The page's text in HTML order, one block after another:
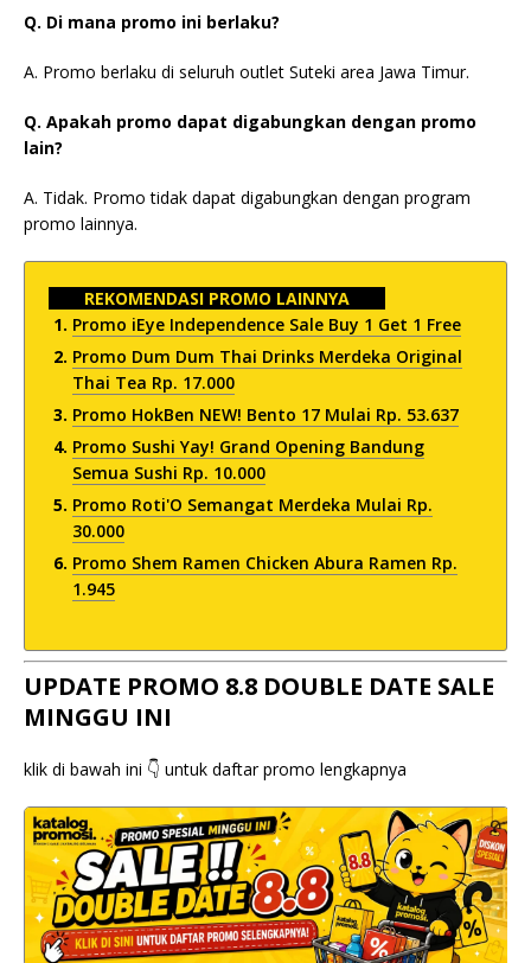
Q. Di mana promo ini berlaku?
A. Promo berlaku di seluruh outlet Suteki area Jawa Timur.
Q. Apakah promo dapat digabungkan dengan promo
lain?
A. Tidak. Promo tidak dapat digabungkan dengan program
promo lainnya.
REKOMENDASI PROMO LAINNYA
Promo iEye Independence Sale Buy 1 Get 1 Free
Promo Dum Dum Thai Drinks Merdeka Original
Thai Tea Rp. 17.000
Promo HokBen NEW! Bento 17 Mulai Rp. 53.637
Promo Sushi Yay! Grand Opening Bandung
Semua Sushi Rp. 10.000
Promo Roti'O Semangat Merdeka Mulai Rp.
30.000
Promo Shem Ramen Chicken Abura Ramen Rp.
1.945
UPDATE PROMO 8.8 DOUBLE DATE SALE
MINGGU INI
klik di bawah ini 👇 untuk daftar promo lengkapnya